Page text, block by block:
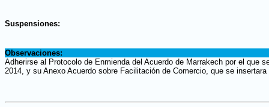
Suspensiones:
Observaciones:
Adherirse al Protocolo de Enmienda del Acuerdo de Marrakech por el que
2014, y su Anexo Acuerdo sobre Facilitación de Comercio, que se